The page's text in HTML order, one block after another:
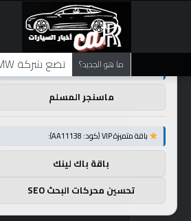
ما هو الجديد؟ تضع شركة BMW منافستها من الفئة G في حالة انتظار مع وصول الرياح المعاكسة في الصين إلى موطنها
توصيات :
باقة متميزة VIP (كود: AA26790):
ماسنجر المسلم
باقة متميزة VIP (كود: AA11138):
باقة باك لينك
تحسين محركات البحث SEO